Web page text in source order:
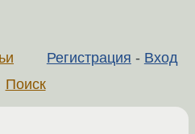
Регистрация - Вход
Поиск